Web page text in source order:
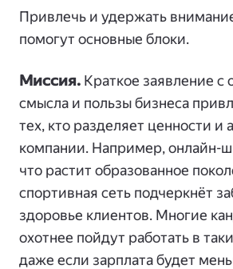
Привлечь и удержать
помогут основные блоки.
Миссия. Краткое заявление с
смысла и пользы бизнеса
тех, кто разделяет ценности и
компании. Например, онлайн-
что растит образованное
спортивная сеть подчеркнёт
здоровье клиентов. Многие
охотнее пойдут работать в
даже если зарплата будет